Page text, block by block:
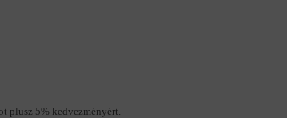
plusz 5% kedvezményért.